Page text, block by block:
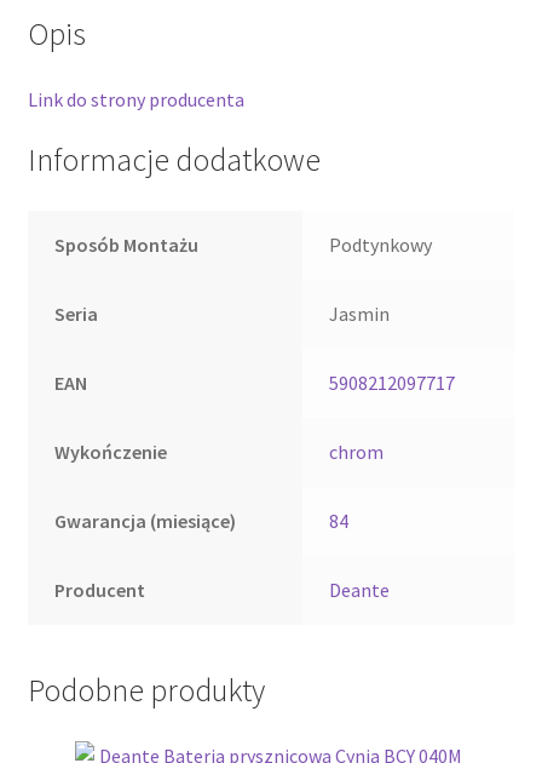
Opis
Link do strony producenta
Informacje dodatkowe
Sposób Montażu Podtynkowy
Seria Jasmin
EAN 5908212097717
Wykończenie chrom
Gwarancja (miesiące) 84
Producent Deante
Podobne produkty